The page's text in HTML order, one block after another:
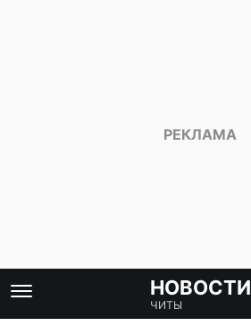
НОВОСТИ
ЧИТЫ